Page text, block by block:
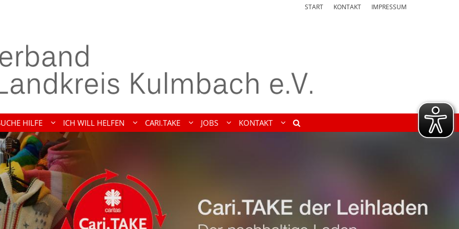
START KONTAKT IMPRESSUM
HILFE ICH WILL HELFEN CARI.TAKE JOBS KONTAKT